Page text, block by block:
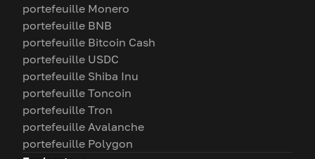
portefeuille Monero
portefeuille BNB
portefeuille Bitcoin Cash
portefeuille USDC
portefeuille Shiba Inu
portefeuille Toncoin
portefeuille Tron
portefeuille Avalanche
portefeuille Polygon